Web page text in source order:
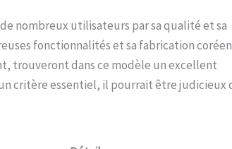
de nombreux utilisateurs par sa qualité et sa
fonctionnalités et sa fabrication
trouveront dans ce modèle un excellent
critère essentiel, il pourrait être judicieux